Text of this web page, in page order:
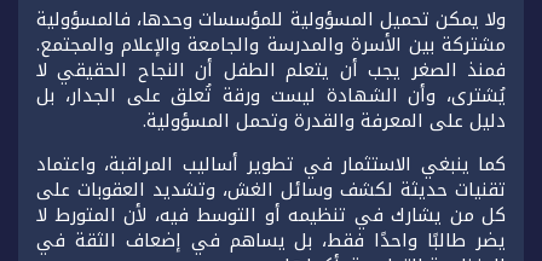
ولا يمكن تحميل المسؤولية للمؤسسات وحدها، فالمسؤولية
مشتركة بين الأسرة والمدرسة والجامعة والإعلام والمجتمع.
فمنذ الصغر يجب أن يتعلم الطفل أن النجاح الحقيقي لا
يُشترى، وأن الشهادة ليست ورقة تُعلق على الجدار، بل
دليل على المعرفة والقدرة وتحمل المسؤولية.
كما ينبغي الاستثمار في تطوير أساليب المراقبة، واعتماد
تقنيات حديثة لكشف وسائل الغش، وتشديد العقوبات على
كل من يشارك في تنظيمه أو التوسط فيه، لأن المتورط لا
يضر طالبًا واحدًا فقط، بل يساهم في إضعاف الثقة في